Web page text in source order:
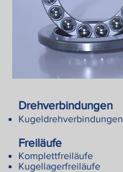
Drehverbindungen
Kugeldrehverbindungen
Freiläufe
Komplettfreiläufe
Kugellagerfreiläufe